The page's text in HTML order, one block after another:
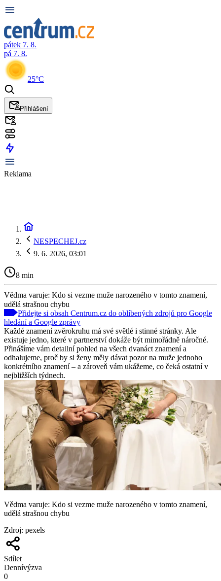
pátek 7. 8.
pá 7. 8.
25°C
Přihlášení
Reklama
NESPECHEJ.cz
9. 6. 2026, 03:01
8 min
Vědma varuje: Kdo si vezme muže narozeného v tomto znamení,
udělá strašnou chybu
Přidejte si obsah Centrum.cz do oblíbených zdrojů pro Google
hledání a Google zprávy
Každé znamení zvěrokruhu má své světlé i stinné stránky. Ale
existuje jedno, které v partnerství dokáže být mimořádně náročné.
Přinášíme vám detailní pohled na všech dvanáct znamení a
odhalujeme, proč by si ženy měly dávat pozor na muže jednoho
konkrétního znamení – a zároveň vám ukážeme, co čeká ostatní v
nejbližších týdnech.
Vědma varuje: Kdo si vezme muže narozeného v tomto znamení,
udělá strašnou chybu
Zdroj: pexels
Sdílet
Dennívýzva
0